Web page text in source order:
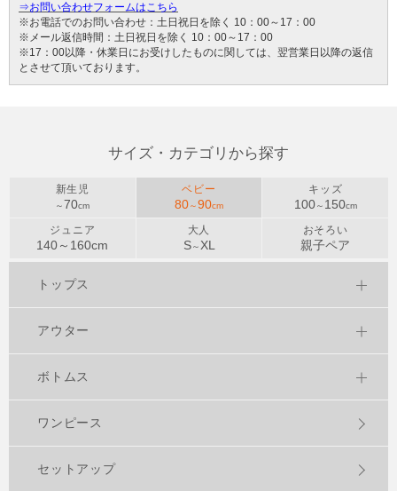
⇒お問い合わせフォームはこちら
※お電話でのお問い合わせ：土日祝日を除く 10：00～17：00
※メール返信時間：土日祝日を除く 10：00～17：00
※17：00以降・休業日にお受けしたものに関しては、翌営業日以降の返信
とさせて頂いております。
サイズ・カテゴリから探す
新生児
～ 70cm
ベビー
80～90cm
キッズ
100～ 150cm
ジュニア
140～ 160cm
大人
S～ XL
おそろい
親子ペア
トップス
アウター
ボトムス
ワンピース
セットアップ